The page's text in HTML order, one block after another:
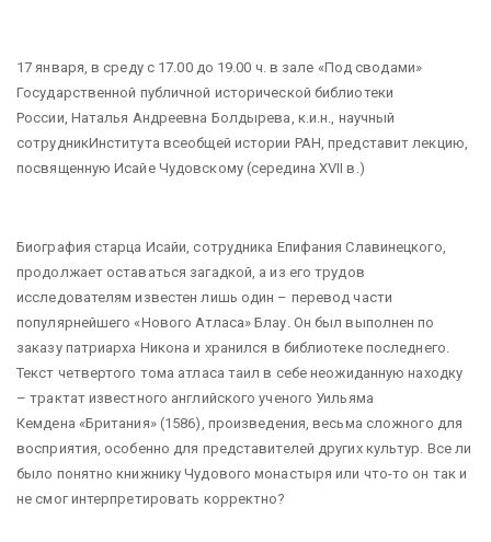
17 января, в среду с 17.00 до 19.00 ч. в зале «Под сводами»
Государственной публичной исторической библиотеки
России, Наталья Андреевна Болдырева, к.и.н., научный
сотрудникИнститута всеобщей истории РАН, представит лекцию,
посвященную Исайе Чудовскому (середина XVII в.)
Биография старца Исайи, сотрудника Епифания Славинецкого,
продолжает оставаться загадкой, а из его трудов
исследователям известен лишь один – перевод части
популярнейшего «Нового Атласа» Блау. Он был выполнен по
заказу патриарха Никона и хранился в библиотеке последнего.
Текст четвертого тома атласа таил в себе неожиданную находку
– трактат известного английского ученого Уильяма
Кемдена «Британия» (1586), произведения, весьма сложного для
восприятия, особенно для представителей других культур. Все ли
было понятно книжнику Чудового монастыря или что-то он так и
не смог интерпретировать корректно?